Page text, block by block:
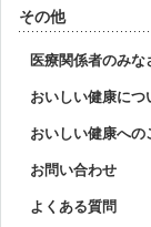
その他
医療関係者のみな
おいしい健康につ
おいしい健康への
お問い合わせ
よくある質問